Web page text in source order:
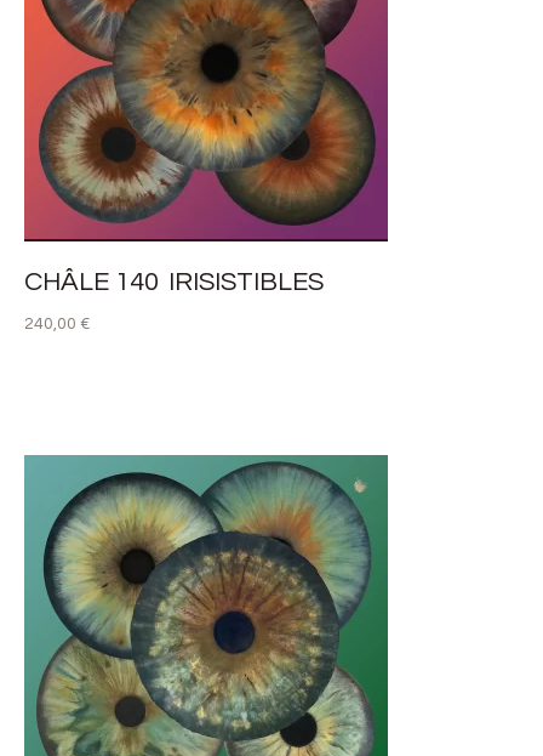
CHÂLE 140 IRISISTIBLES
240,00 €